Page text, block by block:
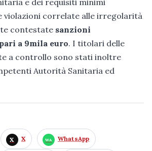
violazioni correlate alle irregolarità
contestate sanzioni
a 9mila euro. I titolari delle
a controllo sono stati inoltre
Autorità Sanitaria ed
X WhatsApp